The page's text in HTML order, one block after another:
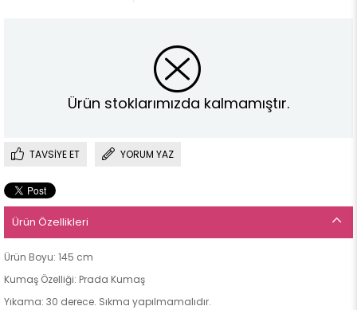
Ürün stoklarımızda kalmamıştır.
TAVSIYE ET YORUM YAZ
Ürün Özellikleri
Ürün Boyu: 145 cm
Kumaş Özelliği: Prada Kumaş
Yıkama: 30 derece. Sıkma yapılmamalıdır.